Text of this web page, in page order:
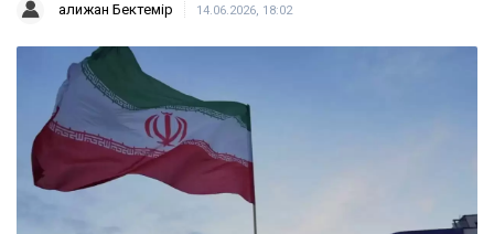
Қалижан Бектемір 14.06.2026, 18:02